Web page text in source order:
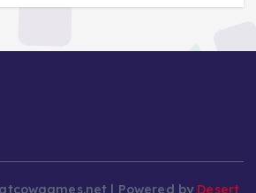
phi72110
8月 6, 2026